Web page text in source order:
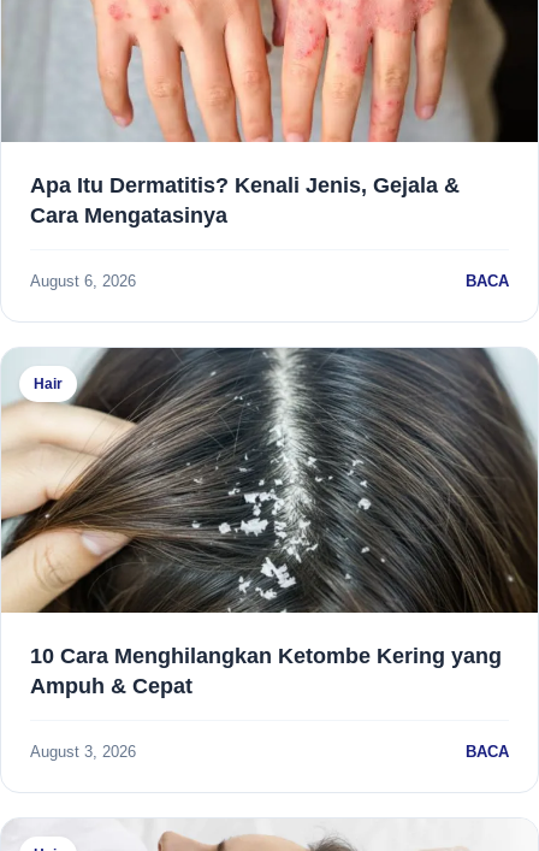
Apa Itu Dermatitis? Kenali Jenis, Gejala &
Cara Mengatasinya
August 6, 2026 BACA
Hair
10 Cara Menghilangkan Ketombe Kering yang
Ampuh & Cepat
August 3, 2026 BACA